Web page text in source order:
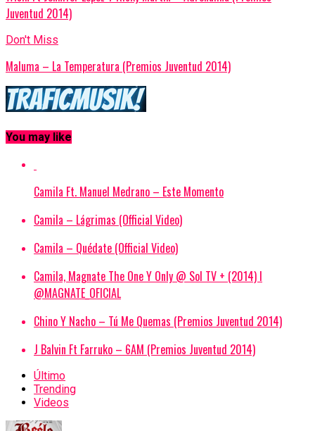
Juventud 2014)
Don't Miss
Maluma – La Temperatura (Premios Juventud 2014)
You may like
Camila Ft. Manuel Medrano – Este Momento
Camila – Lágrimas (Official Video)
Camila – Quédate (Official Video)
Camila, Magnate The One Y Only @ Sol TV + (2014) l
@MAGNATE_OFICIAL
Chino Y Nacho – Tú Me Quemas (Premios Juventud 2014)
J Balvin Ft Farruko – 6AM (Premios Juventud 2014)
Último
Trending
Videos